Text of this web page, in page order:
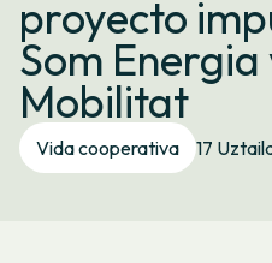
Izapideak
Bulego Birtuala
Hizkuntza: ES CA
proyecto
Som Energia
Mobilitat
Vida cooperativa 17